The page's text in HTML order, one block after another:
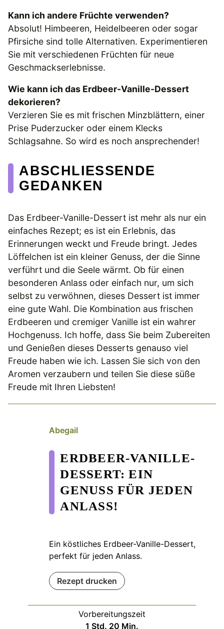
Kann ich andere Früchte verwenden?
Absolut! Himbeeren, Heidelbeeren oder sogar
Pfirsiche sind tolle Alternativen. Experimentieren
Sie mit verschiedenen Früchten für neue
Geschmackserlebnisse.
Wie kann ich das Erdbeer-Vanille-Dessert
dekorieren?
Verzieren Sie es mit frischen Minzblättern, einer
Prise Puderzucker oder einem Klecks
Schlagsahne. So wird es noch ansprechender!
ABSCHLIESSENDE G
EDANKEN
Das Erdbeer-Vanille-Dessert ist mehr als nur ein
einfaches Rezept; es ist ein Erlebnis, das
Erinnerungen weckt und Freude bringt. Jedes
Löffelchen ist ein kleiner Genuss, der die Sinne
verführt und die Seele wärmt. Ob für einen
besonderen Anlass oder einfach nur, um sich
selbst zu verwöhnen, dieses Dessert ist immer
eine gute Wahl. Die Kombination aus frischen
Erdbeeren und cremiger Vanille ist ein wahrer
Hochgenuss. Ich hoffe, dass Sie beim Zubereiten
und Genießen dieses Desserts genauso viel
Freude haben wie ich. Lassen Sie sich von den
Aromen verzaubern und teilen Sie diese süße
Freude mit Ihren Liebsten!
Abegail
ERDBEER-VANILLE-
DESSERT: EIN
GENUSS FÜR JEDEN
ANLASS!
Ein köstliches Erdbeer-Vanille-Dessert,
perfekt für jeden Anlass.
Rezept drucken
Vorbereitungszeit
1 Stunde
Std. 20 Minuten
Min.